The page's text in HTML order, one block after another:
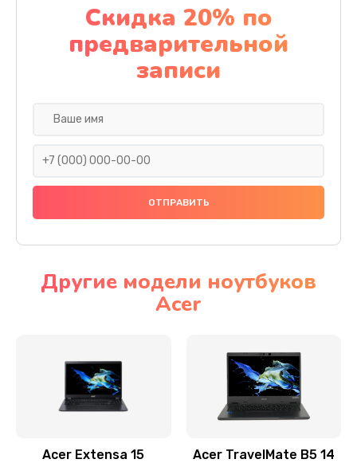
Чистка от пыли
1060 руб.
Заказать
Ремонт подсветки
Настройка BIOS
Замена видеочипа
Заказать
Скидка 20% по
предварительной
записи
Другие модели ноутбуков
Acer
Acer Extensa 15 Acer TravelMate B5 14